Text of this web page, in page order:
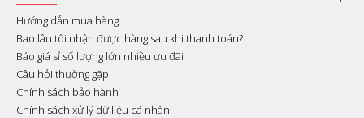
Hướng dẫn mua hàng
Bao lâu tôi nhận được hàng sau khi thanh toán?
Báo giá sỉ số lượng lớn nhiều ưu đãi
Câu hỏi thường gặp
Chính sách bảo hành
Chính sách xử lý dữ liệu cá nhân